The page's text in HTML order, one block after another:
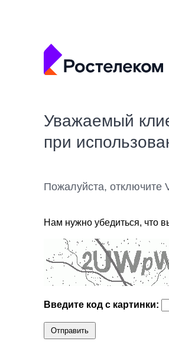
Уважаемый
при
Пожалуйста, отключите
Нам нужно убедиться, что
Введите код с картинки:
Отправить